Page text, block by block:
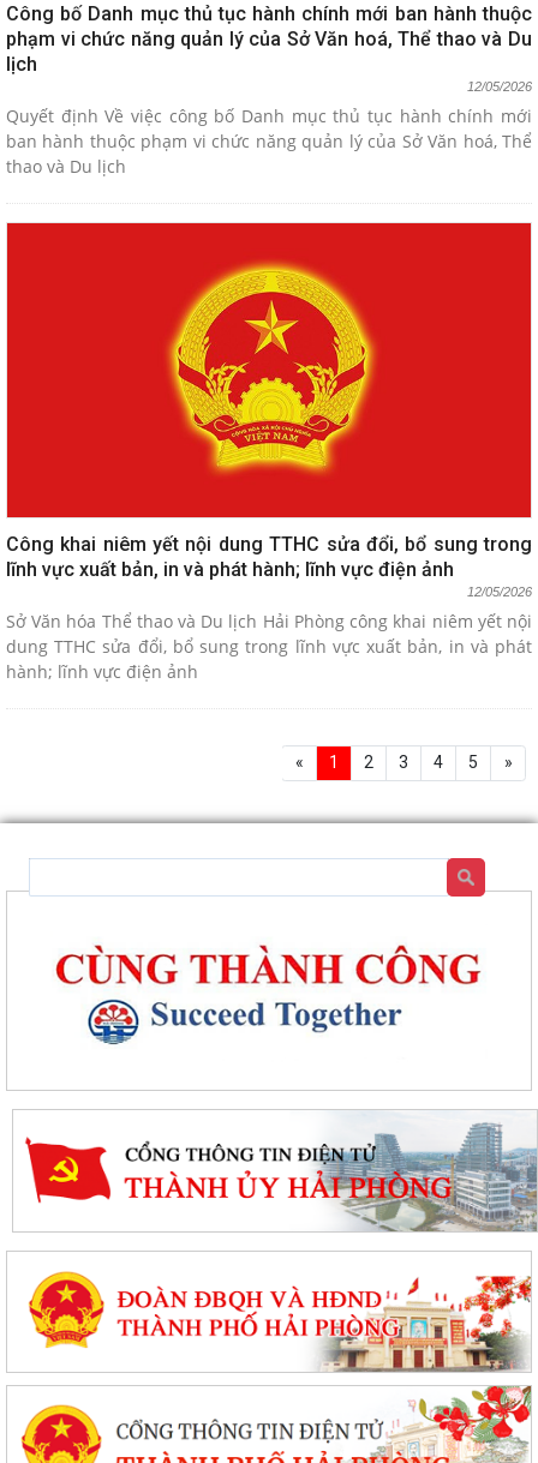
Công bố Danh mục thủ tục hành chính mới ban hành thuộc
phạm vi chức năng quản lý của Sở Văn hoá, Thể thao và Du
lịch
12/05/2026
Quyết định Về việc công bố Danh mục thủ tục hành chính mới
ban hành thuộc phạm vi chức năng quản lý của Sở Văn hoá, Thể
thao và Du lịch
Công khai niêm yết nội dung TTHC sửa đổi, bổ sung trong
lĩnh vực xuất bản, in và phát hành; lĩnh vực điện ảnh
12/05/2026
Sở Văn hóa Thể thao và Du lịch Hải Phòng công khai niêm yết nội
dung TTHC sửa đổi, bổ sung trong lĩnh vực xuất bản, in và phát
hành; lĩnh vực điện ảnh
« 1 2 3 4 5 »